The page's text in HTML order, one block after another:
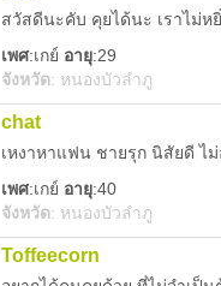
สวัสดีนะคับ คุยได้นะ เราไม่ห
เพศ:เกย์ อายุ:29
จังหวัด: หนองบัวลำภู
chat
เหงาหาแฟน ชายรุก นิสัยดี ไ
เพศ:เกย์ อายุ:40
จังหวัด: หนองบัวลำภู
Toffeecorn